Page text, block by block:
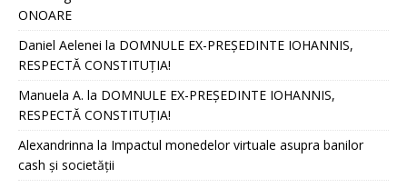
ONOARE
Daniel Aelenei la DOMNULE EX-PREȘEDINTE IOHANNIS,
RESPECTĂ CONSTITUȚIA!
Manuela A. la DOMNULE EX-PREȘEDINTE IOHANNIS,
RESPECTĂ CONSTITUȚIA!
Alexandrinna la Impactul monedelor virtuale asupra banilor
cash și societății